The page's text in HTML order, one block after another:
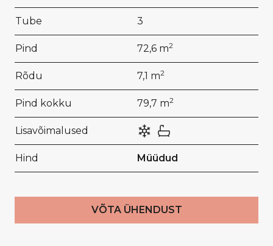
Tube 3
Pind 72,6 m2
Rõdu 7,1 m2
Pind kokku 79,7 m2
Lisavõimalused
Hind Müüdud
VÕTA ÜHENDUST